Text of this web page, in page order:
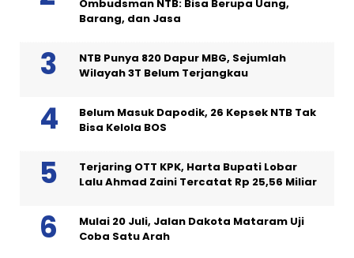
Ombudsman NTB: Bisa Berupa Uang,
Barang, dan Jasa
NTB Punya 820 Dapur MBG, Sejumlah
Wilayah 3T Belum Terjangkau
Belum Masuk Dapodik, 26 Kepsek NTB Tak
Bisa Kelola BOS
Terjaring OTT KPK, Harta Bupati Lobar
Lalu Ahmad Zaini Tercatat Rp 25,56 Miliar
Mulai 20 Juli, Jalan Dakota Mataram Uji
Coba Satu Arah